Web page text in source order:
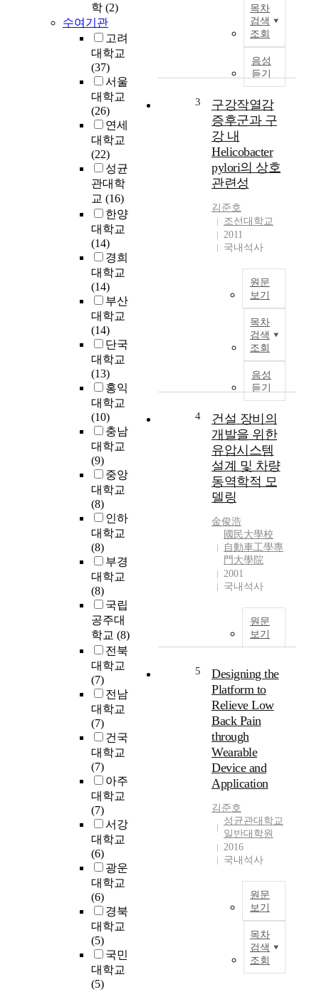
학 (2)
수여기관
고려
대학교
(37)
서울
대학교
(26)
연세
대학교
(22)
성균
관대학
교 (16)
한양
대학교
(14)
경희
대학교
(14)
부산
대학교
(14)
단국
대학교
(13)
홍익
대학교
(10)
충남
대학교
(9)
중앙
대학교
(8)
인하
대학교
(8)
부경
대학교
(8)
국립
공주대
학교 (8)
전북
대학교
(7)
전남
대학교
(7)
건국
대학교
(7)
아주
대학교
(7)
서강
대학교
(6)
광운
대학교
(6)
경북
대학교
(5)
국민
대학교
(5)
목차
검색
조회
음성
듣기
3
구강작열감
증후군과 구
강 내
Helicobacter
pylori의 상호
관련성
김준호
조선대학교
2011
국내석사
원문
보기
목차
검색
조회
음성
듣기
4
건설 장비의
개발을 위한
유압시스템
설계 및 차량
동역학적 모
델링
金俊浩
國民大學校
自動車工學專
門大學院
2001
국내석사
원문
보기
5
Designing the
Platform to
Relieve Low
Back Pain
through
Wearable
Device and
Application
김준호
성균관대학교
일반대학원
2016
국내석사
원문
보기
목차
검색
조회